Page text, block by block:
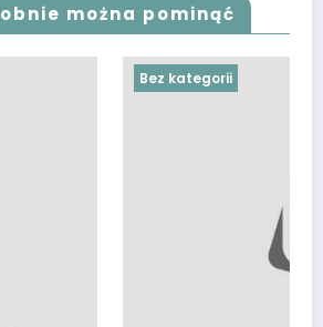
można pominąć